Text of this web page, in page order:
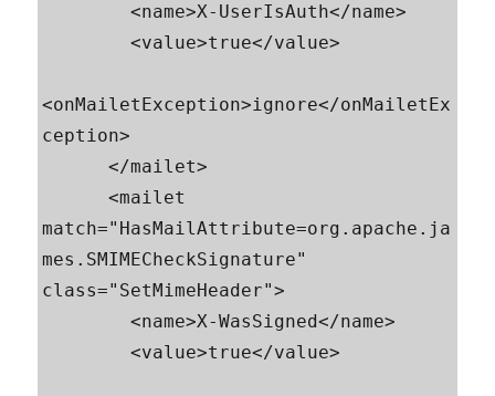
        <name>X-UserIsAuth</name>
        <value>true</value>
<onMailetException>ignore</onMailetEx
ception>
      </mailet>
      <mailet
match="HasMailAttribute=org.apache.ja
mes.SMIMECheckSignature"
class="SetMimeHeader">
        <name>X-WasSigned</name>
        <value>true</value>